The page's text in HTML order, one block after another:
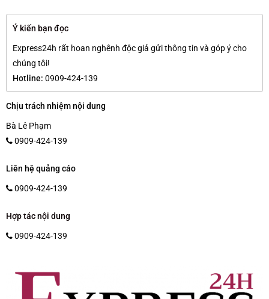
Ý kiến bạn đọc
Express24h rất hoan nghênh độc giả gửi thông tin và góp ý cho
chúng tôi!
Hotline: 0909-424-139
Chịu trách nhiệm nội dung
Bà Lê Phạm
0909-424-139
Liên hệ quảng cáo
0909-424-139
Hợp tác nội dung
0909-424-139